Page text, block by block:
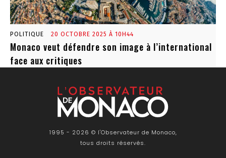
POLITIQUE 20 OCTOBRE 2025 À 10H44
Monaco veut défendre son image à l’international
face aux critiques
1995 - 2026 © l'Observateur de Monaco,
tous droits réservés.